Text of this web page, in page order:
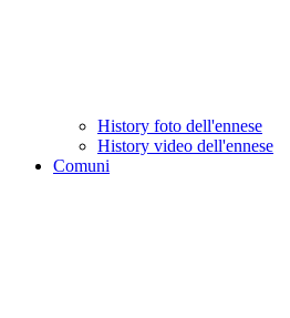
History foto dell'ennese
History video dell'ennese
Comuni